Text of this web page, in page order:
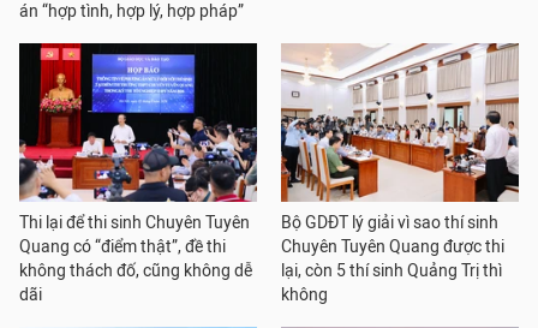
án “hợp tình, hợp lý, hợp pháp”
Thi lại để thi sinh Chuyên Tuyên
Quang có “điểm thật”, đề thi
không thách đố, cũng không dễ
dãi
Bộ GDĐT lý giải vì sao thí sinh
Chuyên Tuyên Quang được thi
lại, còn 5 thí sinh Quảng Trị thì
không